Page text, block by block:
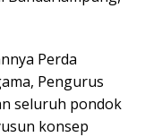
Perda
Pengurus
seluruh pondok
konsep